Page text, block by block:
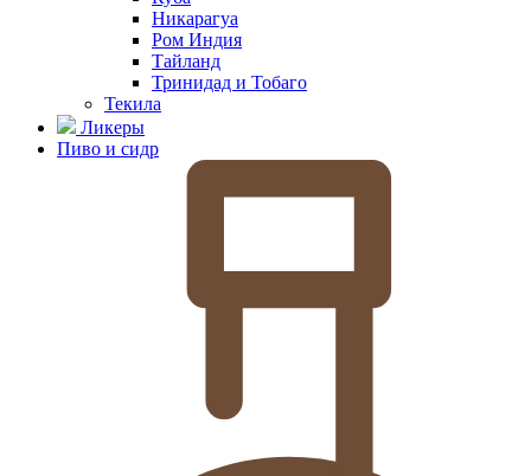
Никарагуа
Ром Индия
Тайланд
Тринидад и Тобаго
Текила
Ликеры
Пиво и сидр